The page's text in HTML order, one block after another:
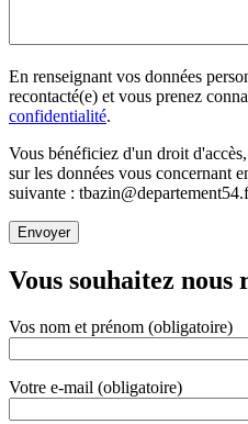
En renseignant vos données
recontacté(e) et vous prenez
confidentialité.
Vous bénéficiez d'un droit
sur les données vous concernant
suivante :
Vous souhaitez nous
Vos nom et prénom (obligatoire)
Votre e-mail (obligatoire)